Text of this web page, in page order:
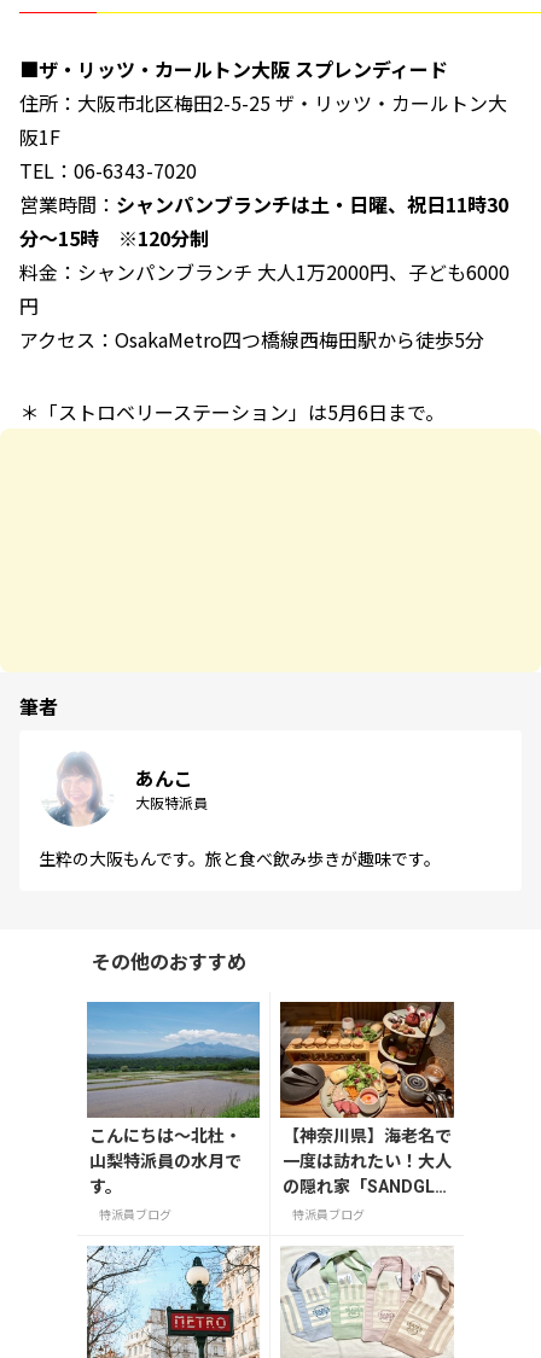
■ザ・リッツ・カールトン大阪 スプレンディード
住所：大阪市北区梅田2-5-25 ザ・リッツ・カールトン大
阪1F
TEL：06-6343-7020
営業時間： シャンパンブランチは土・日曜、祝日11時30
分〜15時 ※120分制
料金：シャンパンブランチ 大人1万2000円、子ども6000
円
アクセス：OsakaMetro四つ橋線西梅田駅から徒歩5分
＊「ストロベリーステーション」は5月6日まで。
筆者
あんこ
大阪特派員
生粋の大阪もんです。旅と食べ飲み歩きが趣味です。
その他のおすすめ
こんにちは～北杜・
山梨特派員の水月で
す。
特派員ブログ
【神奈川県】海老名で
一度は訪れたい！大人
の隠れ家「SANDGLA
SS 熾火」で味わうア
特派員ブログ